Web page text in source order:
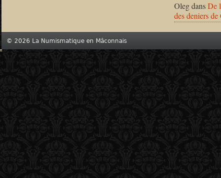
OlegdansDe
des deniers
© 2026 La Numismatique en Mâconnais